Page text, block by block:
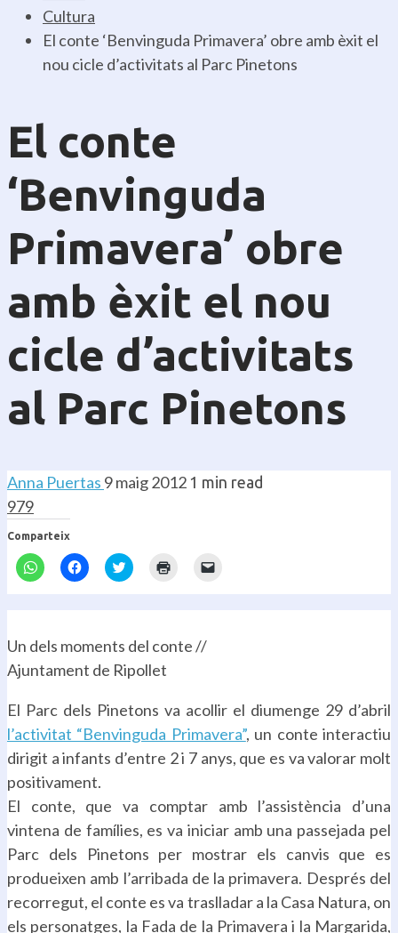
Cultura
El conte ‘Benvinguda Primavera’ obre amb èxit el
nou cicle d’activitats al Parc Pinetons
El conte
‘Benvinguda
Primavera’ obre
amb èxit el nou
cicle d’activitats
al Parc Pinetons
Anna Puertas 9 maig 2012 1 min read
979
Comparteix
Feu
clic
en
una
nova
finestra)
Feu
clic
en
una
nova
finestra)
Feu
clic
en
una
nova
finestra)
nova
finestra)
(S'obre
en
nova
Un dels moments del conte //
Ajuntament de Ripollet
El Parc dels Pinetons va acollir el diumenge 29 d’abril
l’activitat “Benvinguda Primavera”, un conte interactiu
dirigit a infants d’entre 2 i 7 anys, que es va valorar molt
positivament.
El conte, que va comptar amb l’assistència d’una
vintena de famílies, es va iniciar amb una passejada pel
Parc dels Pinetons per mostrar els canvis que es
produeixen amb l’arribada de la primavera. Després del
recorregut, el conte es va traslladar a la Casa Natura, on
els personatges, la Fada de la Primavera i la Margarida,